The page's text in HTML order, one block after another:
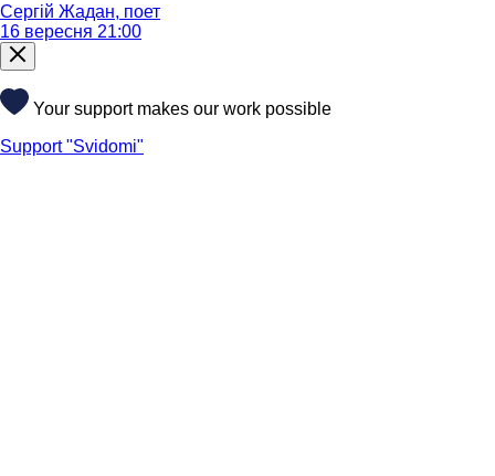
Сергій Жадан, поет
16 вересня 21:00
Your support makes our work possible
Support "Svidomi"